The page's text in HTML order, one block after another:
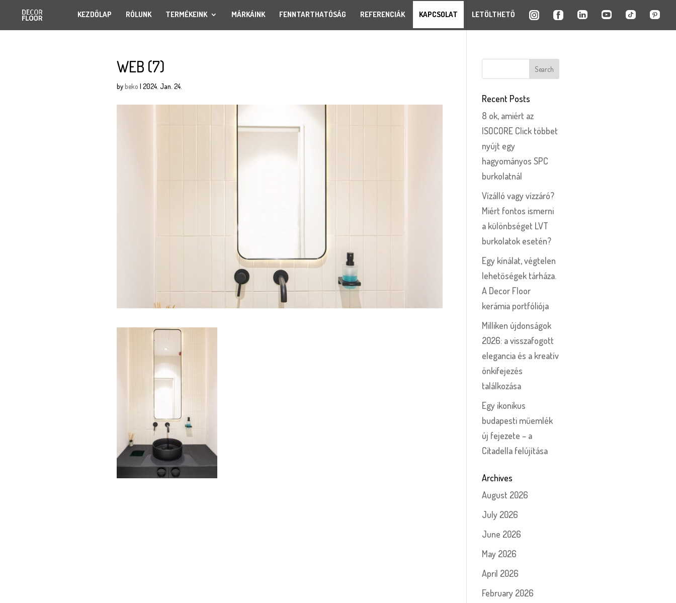
KEZDŐLAP RÓLUNK TERMÉKEINK MÁRKÁINK FENNTARTHATÓSÁG REFERENCIÁK KAPCSOLAT LETÖLTHETŐ
WEB (7)
bybeko | 2024. Jan. 24.
Recent Posts
8 ok, amiért az
ISOCORE Click többet
nyújt egy
hagyományos SPC
burkolatnál
Vízálló vagy vízzáró?
Miért fontos ismerni
a különbséget LVT
burkolatok esetén?
Egy kínálat, végtelen
lehetőségek tárháza.
A Decor Floor
kerámia portfóliója
Milliken újdonságok
2026: a visszafogott
elegancia és a kreatív
önkifejezés
találkozása
Egy ikonikus
budapesti műemlék
új fejezete – a
Citadella felújítása
Archives
August 2026
July 2026
June 2026
May 2026
April 2026
February 2026